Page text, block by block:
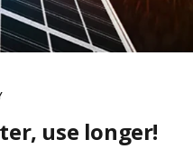
use longer!